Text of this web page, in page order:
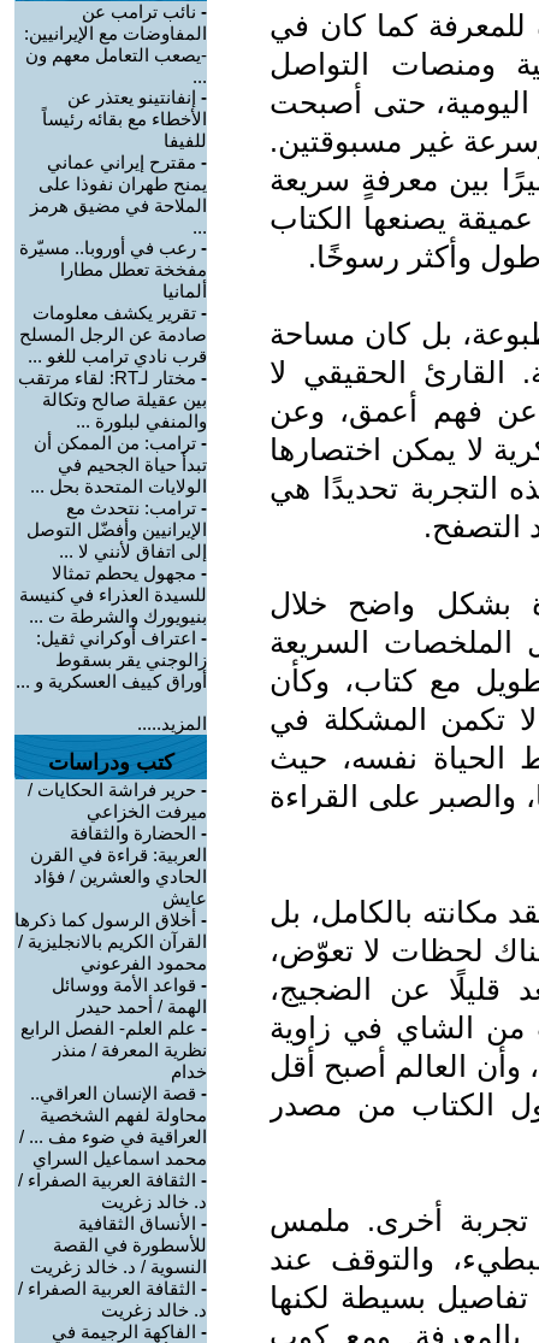
للمعرفة كما كان في
ومنصات التواصل
اليومية، حتى أصبحت
غير مسبوقتين.
بين معرفةٍ سريعة
يصنعها الكتاب
وأكثر رسوخًا.
بل كان مساحة
القارئ الحقيقي لا
فهم أعمق، وعن
لا يمكن اختصارها
التجربة تحديدًا هي
التصفح.
بشكل واضح خلال
الملخصات السريعة
مع كتاب، وكأن
تكمن المشكلة في
نفسه، حيث
والصبر على القراءة
مكانته بالكامل، بل
لحظات لا تعوّض،
قليلًا عن الضجيج،
الشاي في زاوية
وأن العالم أصبح أقل
الكتاب من مصدر
تجربة أخرى. ملمس
والتوقف عند
تفاصيل بسيطة لكنها
بالمعرفة. ومع كوب
- نائب ترامب عن
المفاوضات مع الإيرانيين:
-يصعب التعامل معهم ون
...
- إنفانتينو يعتذر عن
الأخطاء مع بقائه رئيساً
للفيفا
- مقترح إيراني عماني
يمنح طهران نفوذا على
الملاحة في مضيق هرمز
...
- رعب في أوروبا.. مسيّرة
مفخخة تعطل مطارا
ألمانيا
- تقرير يكشف معلومات
صادمة عن الرجل المسلح
قرب نادي ترامب للغو ...
-
مختار لـRT: لقاء مرتقب
بين عقيلة صالح وتكالة
والمنفي لبلورة ...
- ترامب: من الممكن أن
تبدأ حياة الجحيم في
الولايات المتحدة بحل ...
- ترامب: نتحدث مع
الإيرانيين وأفضّل التوصل
إلى اتفاق لأنني لا ...
- مجهول يحطم تمثالا
للسيدة العذراء في كنيسة
بنيويورك والشرطة ت ...
- اعتراف أوكراني ثقيل:
زالوجني يقر بسقوط
أوراق كييف العسكرية و ...
المزيد.....
كتب ودراسات
- حرير فراشة الحكايات /
ميرفت الخزاعي
- الحضارة والثقافة
العربية: قراءة في القرن
الحادي والعشرين / فؤاد
عايش
- أخلاق الرسول كما ذكرها
القرآن الكريم بالانجليزية /
محمود الفرعوني
- قواعد الأمة ووسائل
الهمة / أحمد حيدر
- علم العلم- الفصل الرابع
نظرية المعرفة / منذر
خدام
- قصة الإنسان العراقي..
محاولة لفهم الشخصية
العراقية في ضوء مف ... /
محمد اسماعيل السراي
- الثقافة العربية الصفراء /
د. خالد زغريت
- الأنساق الثقافية
للأسطورة في القصة
النسوية / د. خالد زغريت
- الثقافة العربية الصفراء /
د. خالد زغريت
- الفاكهة الرجيمة في